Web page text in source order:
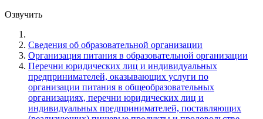
Озвучить
Cведения об образовательной организации
Организация питания в образовательной организации
Перечни юридических лиц и индивидуальных
предпринимателей, оказывающих услуги по
организации питания в общеобразовательных
организациях, перечни юридических лиц и
индивидуальных предпринимателей, поставляющих